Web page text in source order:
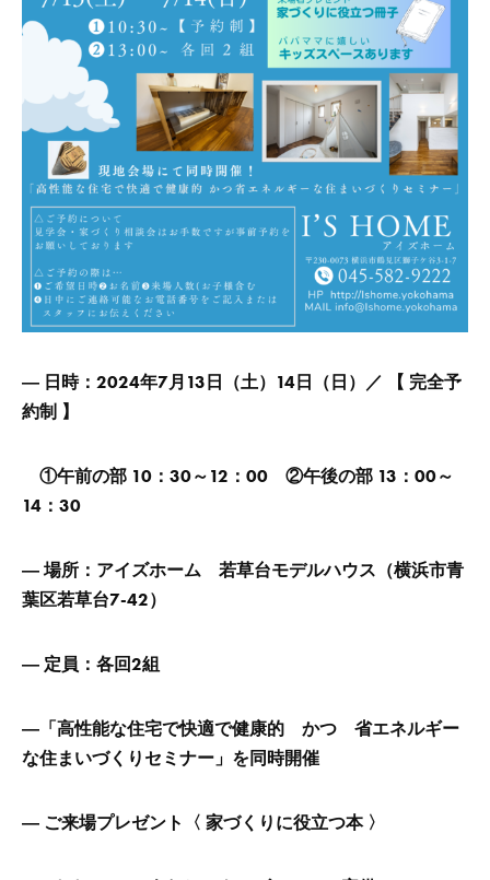
― 日時：2024年7月13日（土）14日（日）／ 【 完全予
約制 】
①午前の部 10：30～12：00 ②午後の部 13：00～
14：30
― 場所：アイズホーム 若草台モデルハウス（横浜市青
葉区若草台7-42）
― 定員：各回2組
― 「高性能な住宅で快適で健康的 かつ 省エネルギー
な住まいづくりセミナー」を同時開催
― ご来場プレゼント〈 家づくりに役立つ本 〉